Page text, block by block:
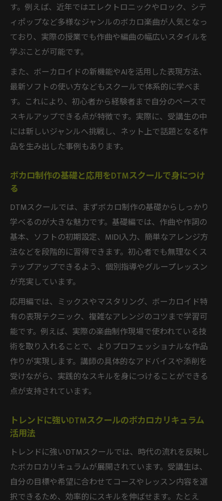
す。例えば、近年ではエレクトロニックやロック、シテ
ィポップなど多様なジャンルのボカロ楽曲が人気となっ
ており、実際の授業でも作曲や編曲の幅広いスタイルを
学ぶことが可能です。
また、ボーカロイドの新機能やAIを活用した表現方法、
最新ソフトの使い方などもスクールで体系的に学べま
す。これにより、初心者から経験者まで自分のペースで
スキルアップできる点が特徴です。実際に、受講生の中
には新しいジャンルへ挑戦し、ネット上で話題となる作
品を生み出した事例もあります。
ボカロ制作の基礎と応用をDTMスクールで身につけ
る
DTMスクールでは、まずボカロ制作の基礎からしっかり
学べるのが大きな魅力です。基礎編では、作曲や作詞の
基本、ソフトの初期設定、MIDI入力、簡単なアレンジ方
法などを段階的に習得できます。初心者でも無理なくス
テップアップできるよう、個別指導やグループレッスン
が充実しています。
応用編では、ミックスやマスタリング、ボーカロイド特
有の表現テクニック、複雑なアレンジのコツまで学習可
能です。例えば、実際の楽曲制作現場で使われている技
術を取り入れることで、よりプロフェッショナルな作品
作りが実現します。講師の具体的なアドバイスや添削を
受けながら、実践的なスキルを身につけることができる
点が支持されています。
トレンドに強いDTMスクールのボカロカリキュラム
活用法
トレンドに強いDTMスクールでは、時代の流れを反映し
たボカロカリキュラムが展開されています。受講生は、
自分の目標や希望に合わせてコースやレッスン内容を選
択できるため、効率的にスキルを伸ばせます。たとえ